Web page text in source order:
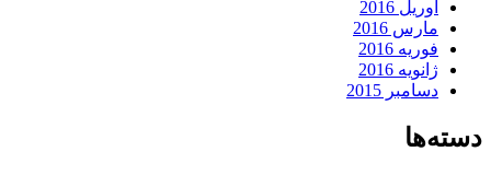
آوریل 2016
مارس 2016
فوریه 2016
ژانویه 2016
دسامبر 2015
دسته‌ها